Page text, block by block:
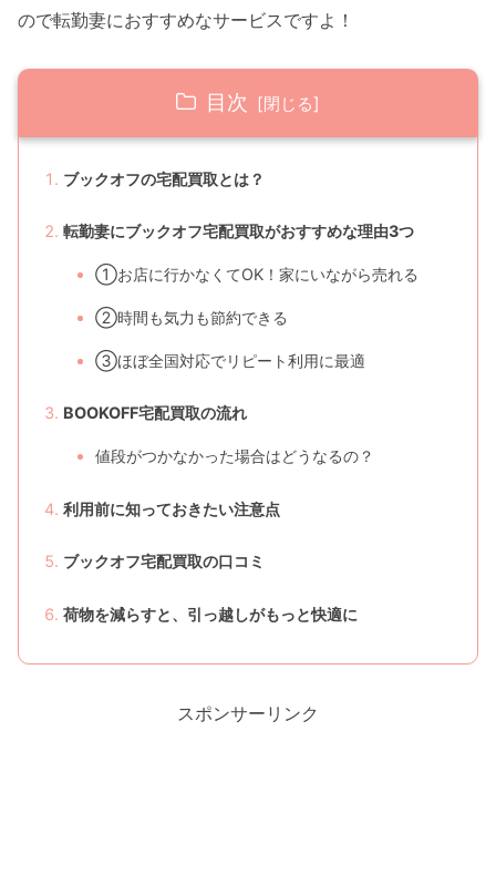
ので転勤妻におすすめなサービスですよ！
目次
ブックオフの宅配買取とは？
転勤妻にブックオフ宅配買取がおすすめな理由3つ
①お店に行かなくてOK！家にいながら売れる
②時間も気力も節約できる
③ほぼ全国対応でリピート利用に最適
BOOKOFF宅配買取の流れ
値段がつかなかった場合はどうなるの？
利用前に知っておきたい注意点
ブックオフ宅配買取の口コミ
荷物を減らすと、引っ越しがもっと快適に
スポンサーリンク